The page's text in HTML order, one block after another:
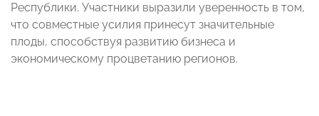
Республики. Участники выразили уверенность в том,
что совместные усилия принесут значительные
плоды, способствуя развитию бизнеса и
экономическому процветанию регионов.